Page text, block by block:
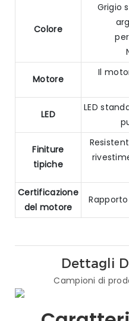
Colore
Grigio
Motore
Il
LED
LED
Finiture
tipiche
Certificazione
del motore
Rapporto
Dettagli
Campioni di